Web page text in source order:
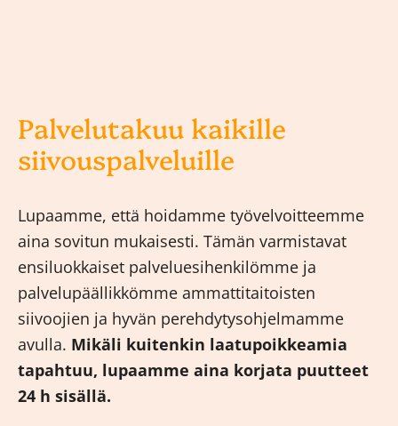
Palvelutakuu kaikille
siivouspalveluille
Lupaamme, että hoidamme työvelvoitteemme
aina sovitun mukaisesti. Tämän varmistavat
ensiluokkaiset palveluesihenkilömme ja
palvelupäällikkömme ammattitaitoisten
siivoojien ja hyvän perehdytysohjelmamme
avulla. Mikäli kuitenkin laatupoikkeamia
tapahtuu, lupaamme aina korjata puutteet
24 h sisällä.